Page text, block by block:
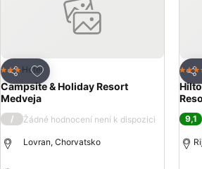
Sdílet
Přidat na seznam oblíbených
3 Počet hvězdiček
Hotel
Campsite & Holiday Resort
Medveja
/ Žádné hodnocení není k dispozici
Lovran, Chorvatsko
5
9,1